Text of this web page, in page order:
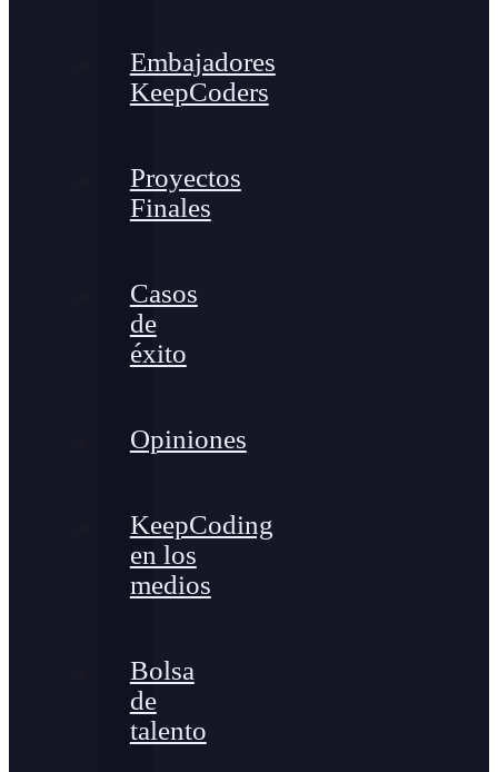
Embajadores
KeepCoders
Proyectos
Finales
Casos
de
éxito
Opiniones
KeepCoding
en los
medios
Bolsa
de
talento